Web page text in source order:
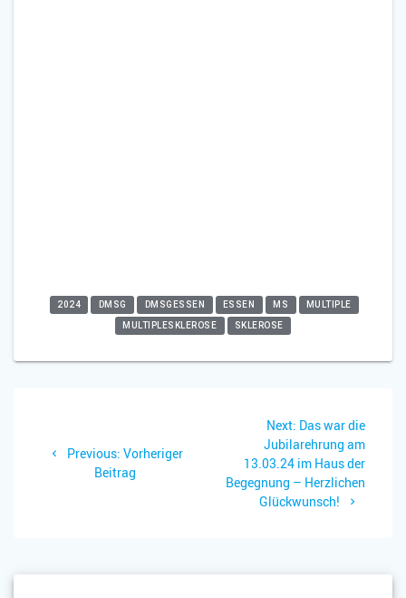
2024 DMSG DMSGESSEN ESSEN MS MULTIPLE
MULTIPLESKLEROSE SKLEROSE
Previous: Previous
post:
Vorheriger
Beitrag
Next: Next
post:
Das war die
Jubilarehrung am
13.03.24 im Haus der
Begegnung – Herzlichen
Glückwunsch!